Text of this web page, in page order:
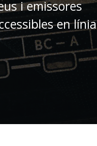
i emissores
en